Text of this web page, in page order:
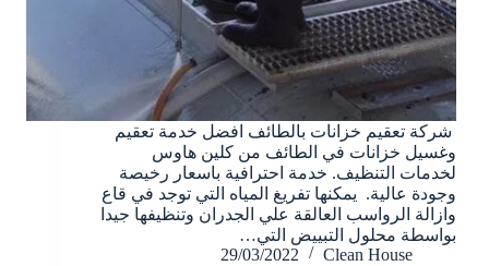
شركة تعقيم خزانات بالطائف افضل خدمة تعقيم
وغسيل خزانات في الطائف من كلين هاوس
لخدمات التنظيف. خدمة احترافية باسعار رخيصة
وجودة عالية. يمكنها تفريغ المياه التي توجد في قاع
وازالة الرواسب العالقة علي الجدران وتنظيفها جيدا
بواسطة محلول التبييض التي…
Clean House
29/03/2022